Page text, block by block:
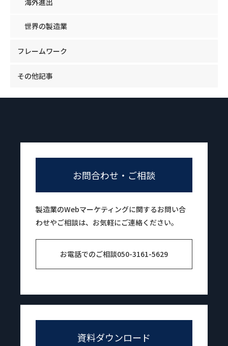
世界の製造業
フレームワーク
その他記事
お問合わせ・ご相談
製造業のWebマーケティングに関するお問い合
わせやご相談は、お気軽にご連絡ください。
お電話でのご相談050-3161-5629
資料ダウンロード